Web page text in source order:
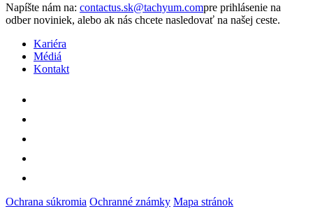
Napíšte nám na:
pre prihlásenie na
odber noviniek, alebo ak nás chcete nasledovať na našej ceste.
Kariéra
Médiá
Kontakt
Ochrana súkromia Ochranné známky Mapa stránok